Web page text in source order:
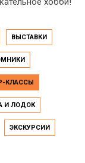
ВЫСТАВКИ
КЛАССЫ
И ЛОДОК
ЭКСКУРСИИ